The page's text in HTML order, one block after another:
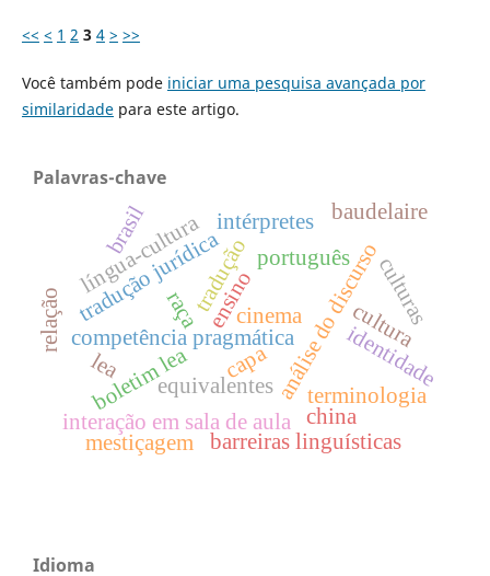
<< < 1 2 3 4 > >>
Você também pode iniciar uma pesquisa avançada por
similaridadepara este artigo.
Palavras-chave
raça
capa
competência pragmáticaanálise do discurso
ensino
português
terminologia
equivalentes
tradução jurídica
identidade
boletim lea
interação em sala de aula
tradução
língua-cultura
mestiçagem
cinema
brasil
china
barreiras linguísticas
intérpretes
cultura
culturas
relação
baudelaire
lea
Idioma